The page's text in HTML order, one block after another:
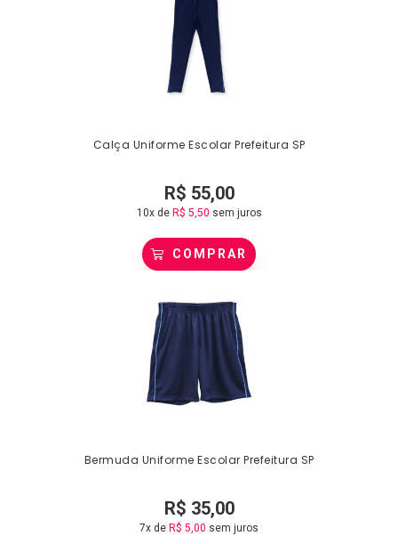
Calça Uniforme Escolar Prefeitura SP
R$ 55,00
10x de R$ 5,50 sem juros
COMPRAR
Bermuda Uniforme Escolar Prefeitura SP
R$ 35,00
7x de R$ 5,00 sem juros